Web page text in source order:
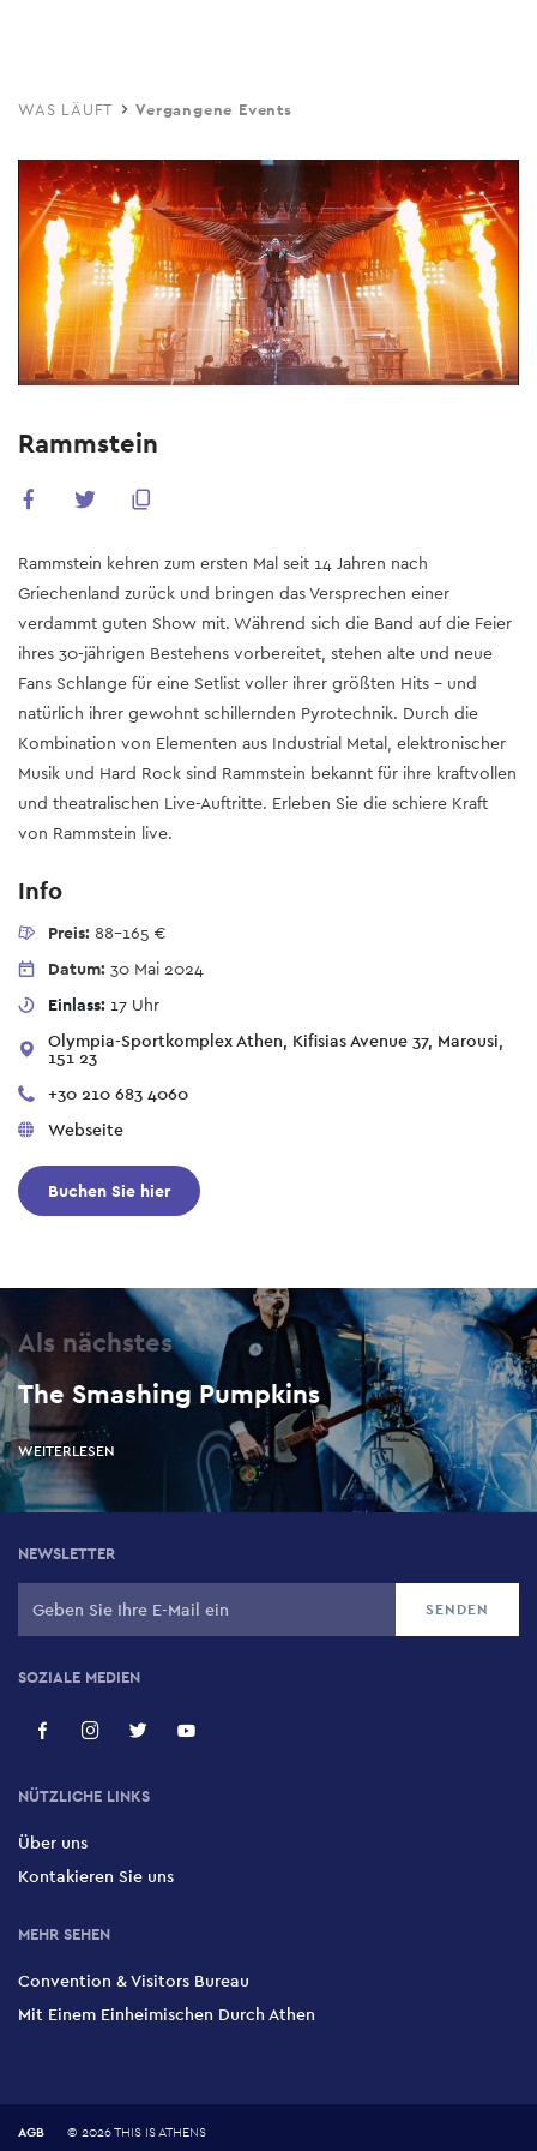
main
WAS LÄUFT Vergangene Events
Rammstein
Rammstein kehren zum ersten Mal seit 14 Jahren nach
Griechenland zurück und bringen das Versprechen einer
verdammt guten Show mit. Während sich die Band auf die Feier
ihres 30-jährigen Bestehens vorbereitet, stehen alte und neue
Fans Schlange für eine Setlist voller ihrer größten Hits - und
natürlich ihrer gewohnt schillernden Pyrotechnik. Durch die
Kombination von Elementen aus Industrial Metal, elektronischer
Musik und Hard Rock sind Rammstein bekannt für ihre kraftvollen
und theatralischen Live-Auftritte. Erleben Sie die schiere Kraft
von Rammstein live.
Info
Preis: 88-165 €
Datum: 30 Mai 2024
Einlass: 17 Uhr
Olympia-Sportkomplex Athen, Kifisias Avenue 37, Marousi,
151 23
+30 210 683 4060
Webseite
Buchen Sie hier
Als nächstes
The Smashing Pumpkins
WEITERLESEN
NEWSLETTER
SOZIALE MEDIEN
NÜTZLICHE LINKS
Über uns
Kontakieren Sie uns
MEHR SEHEN
Convention & Visitors Bureau
Mit Einem Einheimischen Durch Athen
AGB © 2026 THIS IS ATHENS